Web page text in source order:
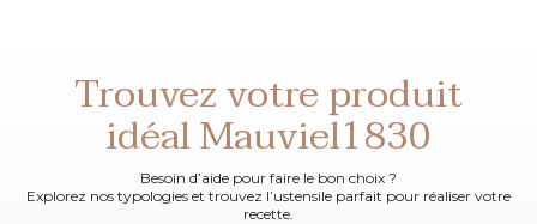
Trouvez votre produit
idéal Mauviel1830
Besoin d’aide pour faire le bon choix ?
Explorez nos typologies et trouvez l’ustensile parfait pour réaliser votre
recette.